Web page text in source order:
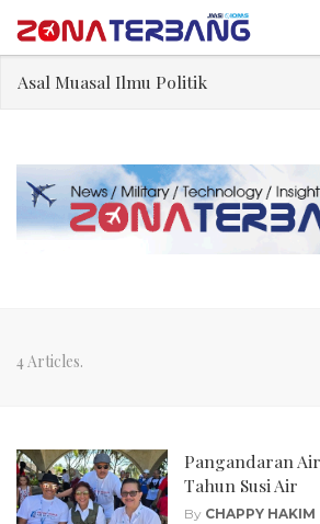
Asal Muasal Ilmu Politik
Dua Pesawat Nyaris Tabrakan di
4 Articles.
Pangandaran
Tahun Susi Air
By CHAPPY HAKIM